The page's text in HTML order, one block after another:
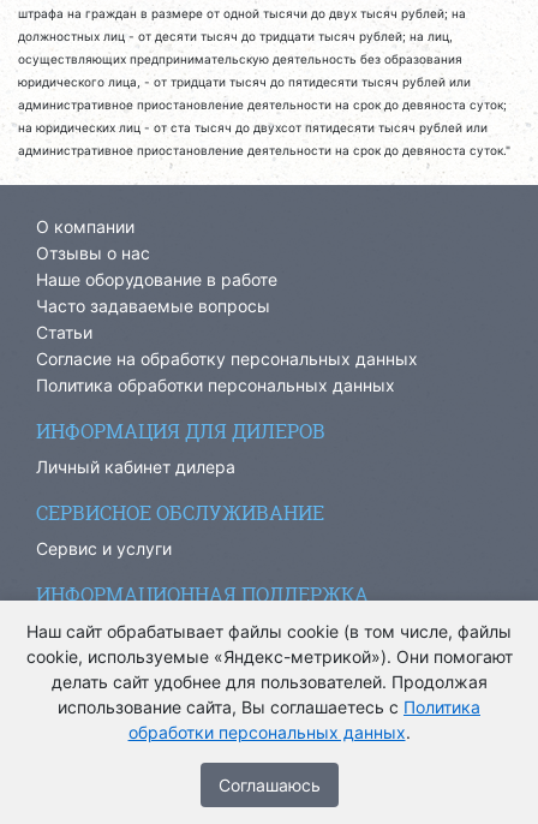
штрафа на граждан в размере от одной тысячи до двух тысяч рублей; на
должностных лиц - от десяти тысяч до тридцати тысяч рублей; на лиц,
осуществляющих предпринимательскую деятельность без образования
юридического лица, - от тридцати тысяч до пятидесяти тысяч рублей или
административное приостановление деятельности на срок до девяноста суток;
на юридических лиц - от ста тысяч до двухсот пятидесяти тысяч рублей или
административное приостановление деятельности на срок до девяноста суток."
О компании
Отзывы о нас
Наше оборудование в работе
Часто задаваемые вопросы
Статьи
Согласие на обработку персональных данных
Политика обработки персональных данных
ИНФОРМАЦИЯ ДЛЯ ДИЛЕРОВ
Личный кабинет дилера
СЕРВИСНОЕ ОБСЛУЖИВАНИЕ
Сервис и услуги
ИНФОРМАЦИОННАЯ ПОДДЕРЖКА
info@ariacom.ru
® Все права защищены. 2013-2026. Информация на сайте
носит информационный характер и не является публичной
Наш сайт обрабатывает файлы cookie (в том числе, файлы
cookie, используемые «Яндекс-метрикой»). Они помогают
делать сайт удобнее для пользователей. Продолжая
использование сайта, Вы соглашаетесь с Политика
обработки персональных данных.
Cоглашаюсь